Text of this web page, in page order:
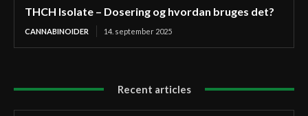
THCH Isolate – Dosering og hvordan bruges det?
CANNABINOIDER 14. september 2025
Recent articles